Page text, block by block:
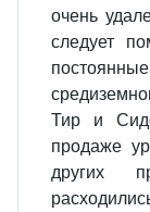
очень
следует
Тир и
продаже
других